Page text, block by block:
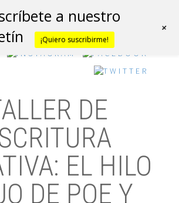
DE
EL HILO
DE POE Y
a nuestro
¡Quiero suscribirme!
+